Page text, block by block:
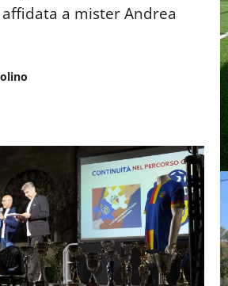
a mister Andrea